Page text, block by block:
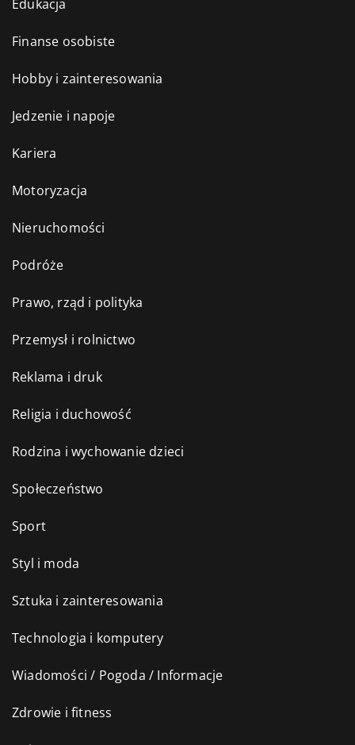
Edukacja
Finanse osobiste
Hobby i zainteresowania
Jedzenie i napoje
Kariera
Motoryzacja
Nieruchomości
Podróże
Prawo, rząd i polityka
Przemysł i rolnictwo
Reklama i druk
Religia i duchowość
Rodzina i wychowanie dzieci
Społeczeństwo
Sport
Styl i moda
Sztuka i zainteresowania
Technologia i komputery
Wiadomości / Pogoda / Informacje
Zdrowie i fitness